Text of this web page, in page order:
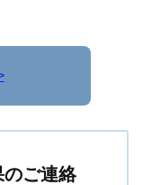
ご連絡